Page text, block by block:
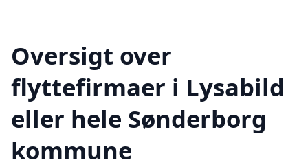
Oversigt over
flyttefirmaer i Lysabild
eller hele Sønderborg
kommune